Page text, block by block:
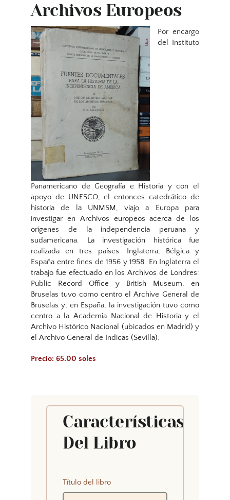
Archivos Europeos
Por encargo
del Instituto
Panamericano de Geografía e Historia y con el
apoyo de UNESCO, el entonces catedrático de
historia de la UNMSM, viajo a Europa para
investigar en Archivos europeos acerca de los
orígenes de la independencia peruana y
sudamericana. La investigación histórica fue
realizada en tres países: Inglaterra, Bélgica y
España entre fines de 1956 y 1958. En Inglaterra el
trabajo fue efectuado en los Archivos de Londres:
Public Record Office y British Museum, en
Bruselas tuvo como centro el Archive General de
Bruselas y; en España, la investigación tuvo como
centro a la Academia Nacional de Historia y el
Archivo Histórico Nacional (ubicados en Madrid) y
el Archivo General de Indicas (Sevilla).
Precio: 65.00 soles
Características
Del Libro
Título del libro